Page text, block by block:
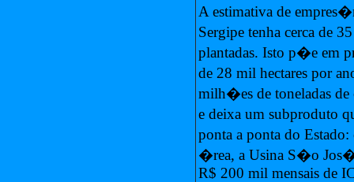
A estimativa de
Sergipe tenha cerca de
plantadas. Isto p�e em
de 28 mil hectares por
milh�es de toneladas de
e deixa um subproduto
ponta a ponta do
�rea, a Usina S�o Jos�
R$ 200 mil mensais de